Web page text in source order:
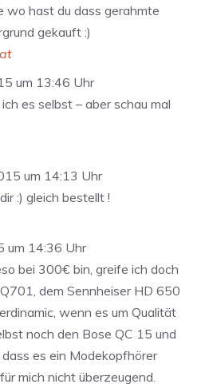
wo hast du dass gerahmte
gekauft :)
um 13:46 Uhr
es selbst – aber schau mal
um 14:13 Uhr
:) gleich bestellt !
um 14:36 Uhr
bei 300€ bin, greife ich doch
dem Sennheiser HD 650
wenn es um Qualität
noch den Bose QC 15 und
es ein Modekopfhörer
mich nicht überzeugend.